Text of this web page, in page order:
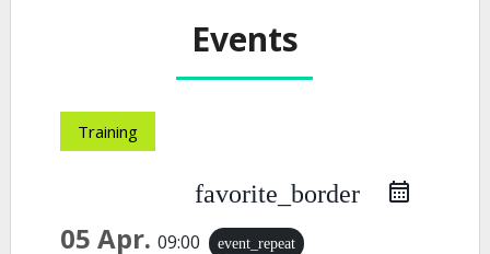
Events
Training
favorite_border
05 Apr. 09:00 event_repeat